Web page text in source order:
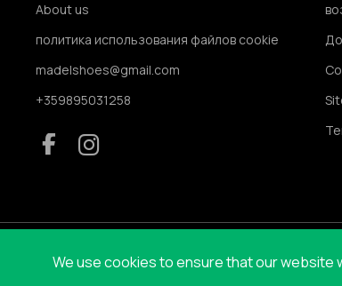
We use cookies to ensure that our website
About us
политика использования файлов cookie
madelshoes@gmail.com
+359895031258